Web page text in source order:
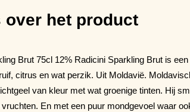
over het product
Brut 75cl 12% Radicini Sparkling Brut is
citrus en wat perzik. Uit Moldavië.
van kleur met wat groenige tinten. Hij
En met een puur mondgevoel waar